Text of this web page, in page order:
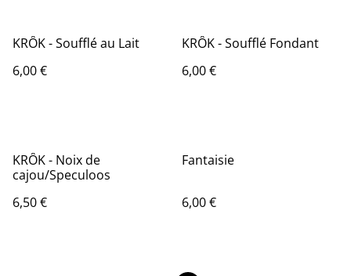
KRÔK - Soufflé au Lait
6,00 €
KRÔK - Soufflé Fondant
6,00 €
KRÔK - Noix de
cajou/Speculoos
6,50 €
Fantaisie
6,00 €